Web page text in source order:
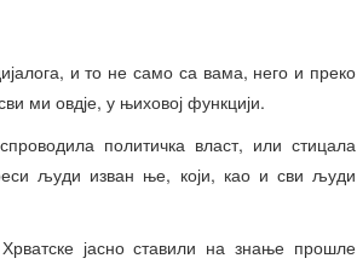
и то не само са вама, него и преко
ми овдје, у њиховој функцији.
политичка власт, или стицала
људи изван ње, који, као и сви људи
јасно ставили на знање прошле